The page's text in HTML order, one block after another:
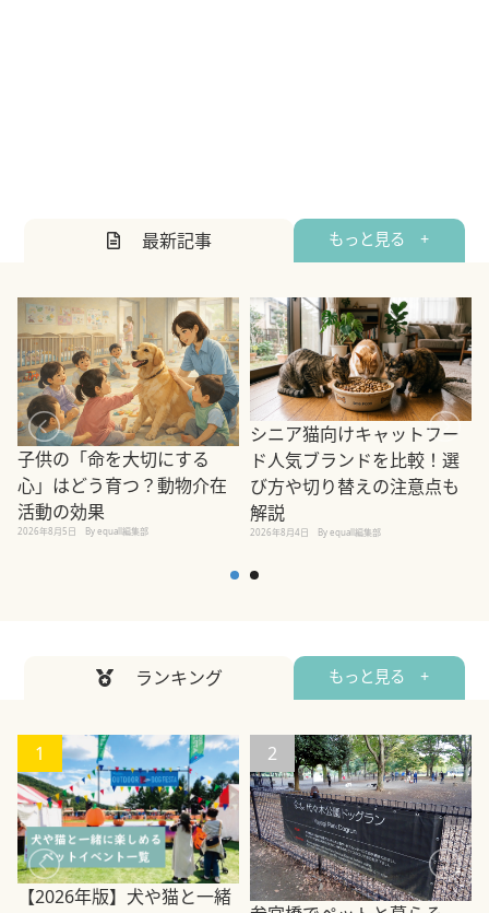
最新記事 もっと見る +
子供の「命を大切にする
心」はどう育つ？動物介在
活動の効果
2026年8月5日 By equall編集部
シニア猫向けキャットフー
ド人気ブランドを比較！選
び方や切り替えの注意点も
解説
2026年8月4日 By equall編集部
ランキング もっと見る +
1
【2026年版】犬や猫と一緒
2